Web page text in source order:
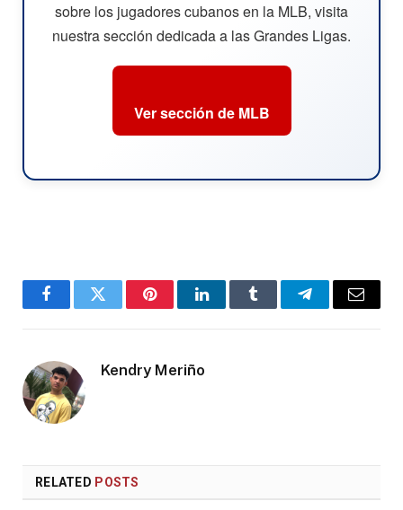
sobre los jugadores cubanos en la MLB, visita
nuestra sección dedicada a las Grandes Ligas.
Ver sección de MLB
FacebookTwitter PinterestLinkedInTumblr TelegramEmail
Kendry Meriño
RELATED POSTS